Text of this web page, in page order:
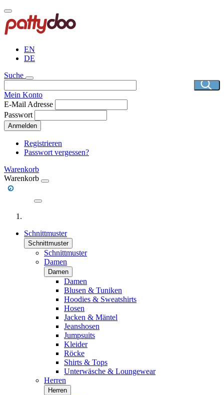
Direkt
zum
Inhalt
EN
DE
Suche
Mein Konto
E-Mail Adresse
Passwort
Anmelden
Registrieren
Passwort vergessen?
Warenkorb
Warenkorb
Schnittmuster
Schnittmuster
Schnittmuster
Damen
Damen
Damen
Blusen & Tuniken
Hoodies & Sweatshirts
Hosen
Jacken & Mäntel
Jeanshosen
Jumpsuits
Kleider
Röcke
Shirts & Tops
Unterwäsche & Loungewear
Herren
Herren